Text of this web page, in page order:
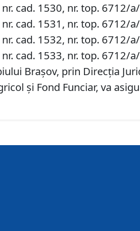
nr. cad. 1530, nr. top.
nr. cad. 1531, nr. top.
nr. cad. 1532, nr. top.
nr. cad. 1533, nr. top.
Brașov, prin Direcția
și Fond Funciar, va